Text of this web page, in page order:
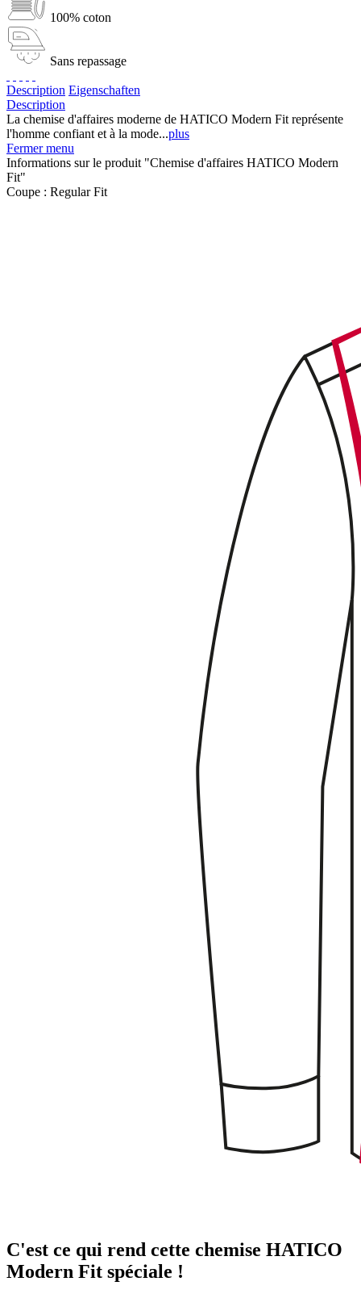
100% coton
Sans repassage
Description Eigenschaften
Description
La chemise d'affaires moderne de HATICO Modern Fit représente
l'homme confiant et à la mode...plus
Fermer menu
Informations sur le produit "Chemise d'affaires HATICO Modern
Fit"
Coupe : Regular Fit
C'est ce qui rend cette chemise HATICO
Modern Fit spéciale !